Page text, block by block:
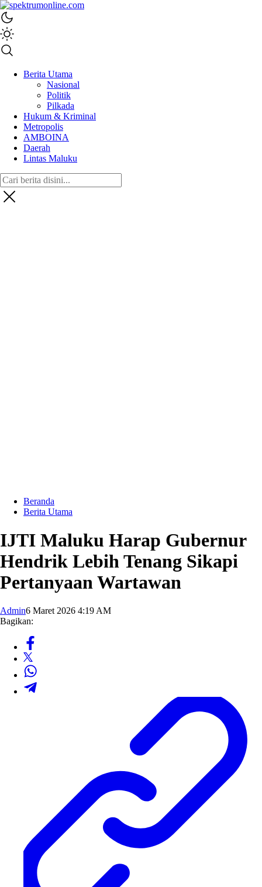
spektrumonline.com
Berita Utama
Nasional
Politik
Pilkada
Hukum & Kriminal
Metropolis
AMBOINA
Daerah
Lintas Maluku
Beranda
Berita Utama
IJTI Maluku Harap Gubernur
Hendrik Lebih Tenang Sikapi
Pertanyaan Wartawan
Admin6 Maret 2026 4:19 AM
Bagikan: